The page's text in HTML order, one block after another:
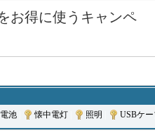
お得に使うキャンペ
池 懐中電灯 照明 USBケ